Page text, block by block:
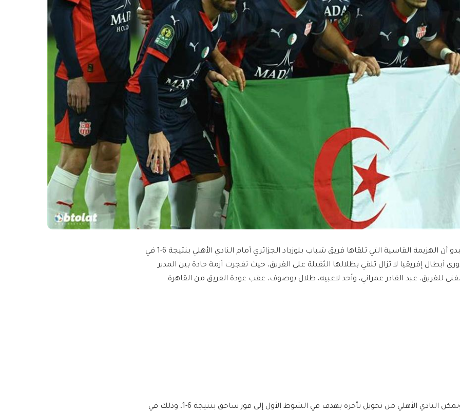
يبدو أن الهزيمة القاسية التي تلقاها فريق شباب بلوزداد الجزائري أمام النادي الأهلي بنتيجة 6-1 في
أبطال إفريقيا لا تزال تلقي بظلالها الثقيلة على الفريق، حيث تفجرت أزمة حادة بين المدير
للفريق، عبد القادر عمراني، وأحد لاعبيه، طلال بوصوف، عقب عودة الفريق من القاهرة.
وتمكن النادي الأهلي من تحويل تأخره بهدف في الشوط الأول إلى فوز ساحق بنتيجة 6-1، وذلك في